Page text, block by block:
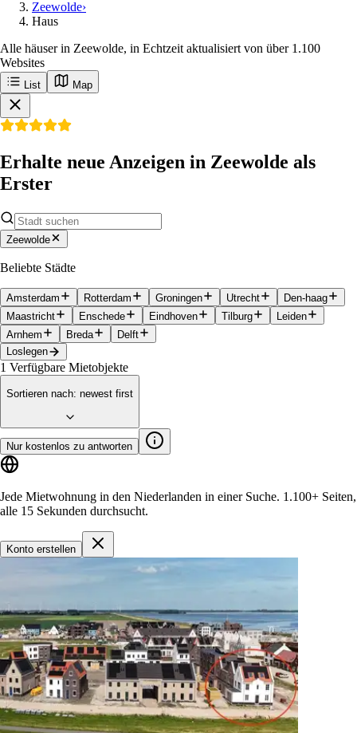
Zeewolde›
Haus
Alle häuser in Zeewolde, in Echtzeit aktualisiert von über 1.100
Websites
List Map
Erhalte neue Anzeigen in Zeewolde als
Erster
Zeewolde
Beliebte Städte
Amsterdam Rotterdam Groningen Utrecht
Den-haag
Maastricht
Enschede Eindhoven Tilburg
Leiden
Arnhem
Breda
Delft
Loslegen
1 Verfügbare Mietobjekte
Sortieren nach: newest first
Nur kostenlos zu antworten
Jede Mietwohnung in den Niederlanden in einer Suche. 1.100+ Seiten,
alle 15 Sekunden durchsucht.
Konto erstellen